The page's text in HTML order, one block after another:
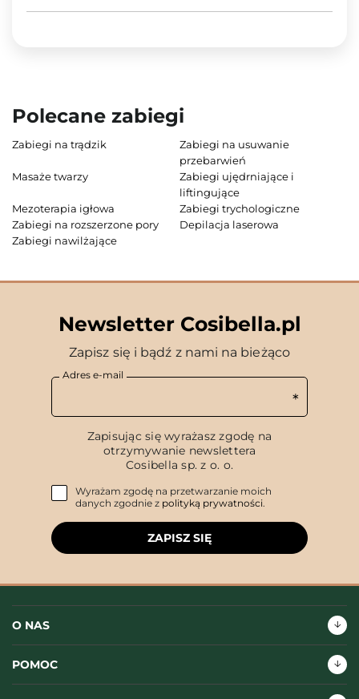
Polecane zabiegi
Zabiegi na trądzik
Zabiegi na usuwanie
przebarwień
Masaże twarzy
Zabiegi ujędrniające i
liftingujące
Mezoterapia igłowa
Zabiegi trychologiczne
Zabiegi na rozszerzone pory
Depilacja laserowa
Zabiegi nawilżające
Newsletter Cosibella.pl
Zapisz się i bądź z nami na bieżąco
Adres e-mail
Zapisując się wyrażasz zgodę na
otrzymywanie newslettera
Cosibella sp. z o. o.
Wyrażam zgodę na przetwarzanie moich
danych zgodnie z polityką prywatności.
ZAPISZ SIĘ
O NAS
POMOC